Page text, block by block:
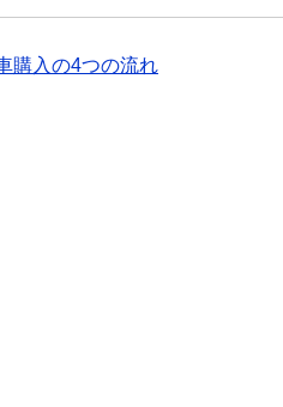
購入の4つの流れ